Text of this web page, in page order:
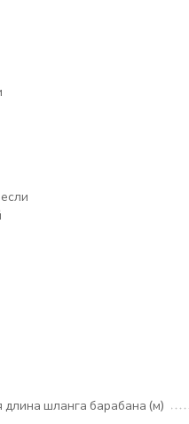
шланга барабана (м)